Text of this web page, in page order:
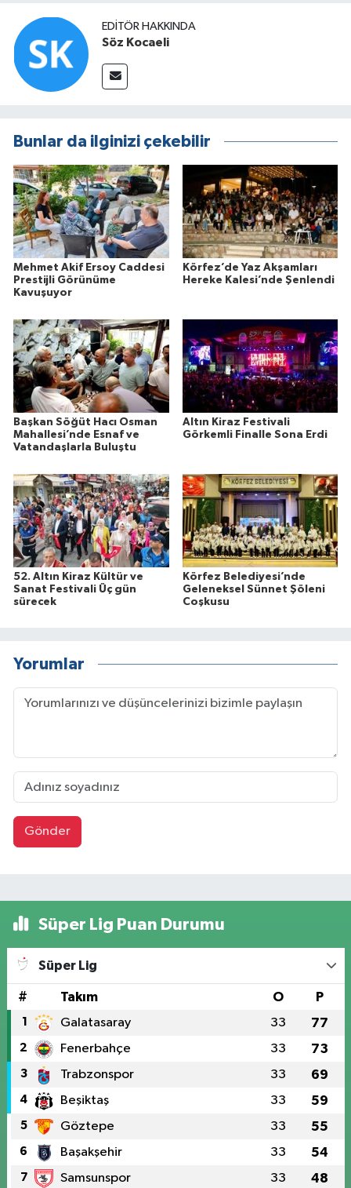
EDITÖR HAKKINDA
Söz Kocaeli
Bunlar da ilginizi çekebilir
Mehmet Akif Ersoy Caddesi
Prestijli Görünüme
Kavuşuyor
Körfez’de Yaz Akşamları
Hereke Kalesi’nde Şenlendi
Başkan Söğüt Hacı Osman
Mahallesi’nde Esnaf ve
Vatandaşlarla Buluştu
Altın Kiraz Festivali
Görkemli Finalle Sona Erdi
52. Altın Kiraz Kültür ve
Sanat Festivali Üç gün
sürecek
Körfez Belediyesi’nde
Geleneksel Sünnet Şöleni
Coşkusu
Yorumlar
Gönder
Süper Lig Puan Durumu
Süper Lig
# Takım O P
1 Galatasaray 33 77
2 Fenerbahçe 33 73
3 Trabzonspor 33 69
4 Beşiktaş 33 59
5 Göztepe 33 55
6 Başakşehir 33 54
7 Samsunspor 33 48